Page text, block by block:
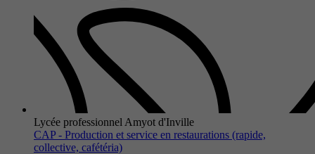
Lycée professionnel Amyot d'Inville
CAP - Production et service en restaurations (rapide,
collective, cafétéria)